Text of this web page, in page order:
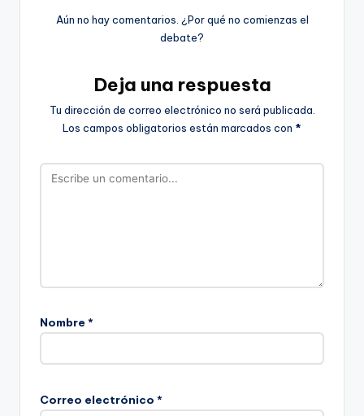
Aún no hay comentarios. ¿Por qué no comienzas el
debate?
Deja una respuesta
Tu dirección de correo electrónico no será publicada.
Los campos obligatorios están marcados con *
Nombre *
Correo electrónico *